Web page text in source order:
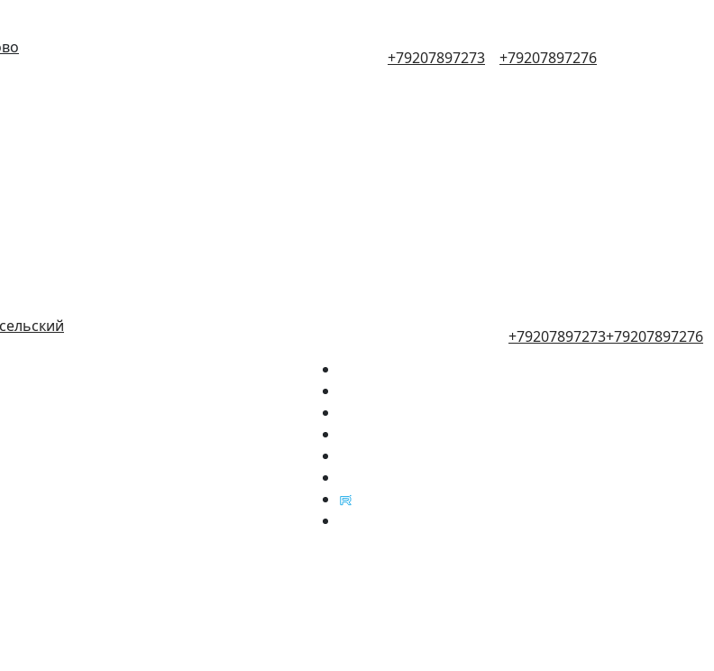
+79207897273 +79207897276
+79207897273+79207897276